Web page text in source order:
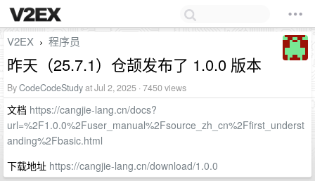
V2EX › 程序员
昨天（25.7.1）仓颉发布了 1.0.0 版本
ByCodeCodeStudyat Jul 2, 2025 · 7450 views
文档 https://cangjie-lang.cn/docs?
url=%2F1.0.0%2Fuser_manual%2Fsource_zh_cn%2Ffirst_underst
anding%2Fbasic.html
下载地址 https://cangjie-lang.cn/download/1.0.0